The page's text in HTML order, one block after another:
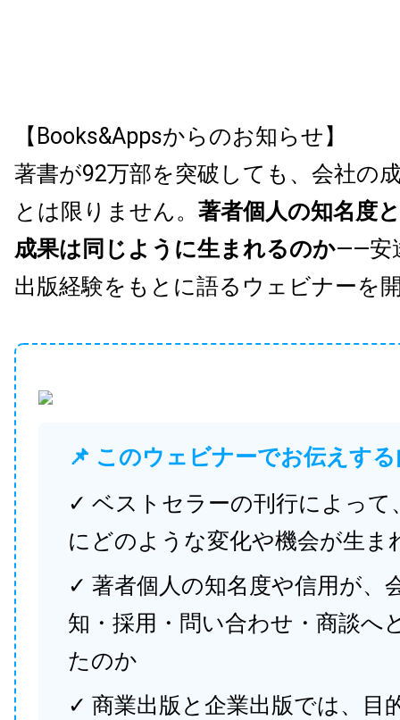
【Books&Appsからのお知らせ】
著書が92万部を突破しても、会社の
とは限りません。 著者個人の知名度
成果は同じように生まれるのか——安
出版経験をもとに語るウェビナーを
📌 このウェビナーでお伝えす
✓ ベストセラーの刊行によって
にどのような変化や機会が生ま
✓ 著者個人の知名度や信用が、
知・採用・問い合わせ・商談へ
たのか
✓ 商業出版と企業出版では、目